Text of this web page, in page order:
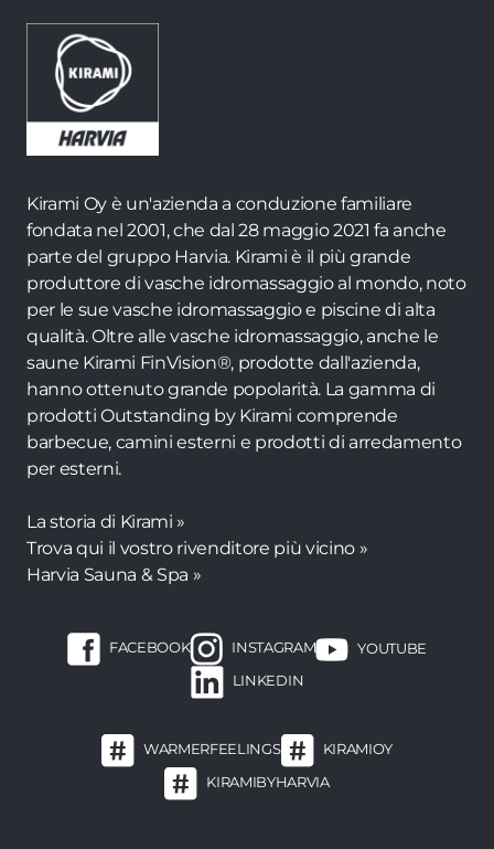
Kirami Oy è un'azienda a conduzione familiare
fondata nel 2001, che dal 28 maggio 2021 fa anche
parte del gruppo Harvia. Kirami è il più grande
produttore di vasche idromassaggio al mondo, noto
per le sue vasche idromassaggio e piscine di alta
qualità. Oltre alle vasche idromassaggio, anche le
saune Kirami FinVision®, prodotte dall'azienda,
hanno ottenuto grande popolarità. La gamma di
prodotti Outstanding by Kirami comprende
barbecue, camini esterni e prodotti di arredamento
per esterni.
La storia di Kirami »
Trova qui il vostro rivenditore più vicino »
Harvia Sauna & Spa »
FACEBOOK INSTAGRAM
YOUTUBE
LINKEDIN
WARMERFEELINGS
KIRAMIOY
KIRAMIBYHARVIA